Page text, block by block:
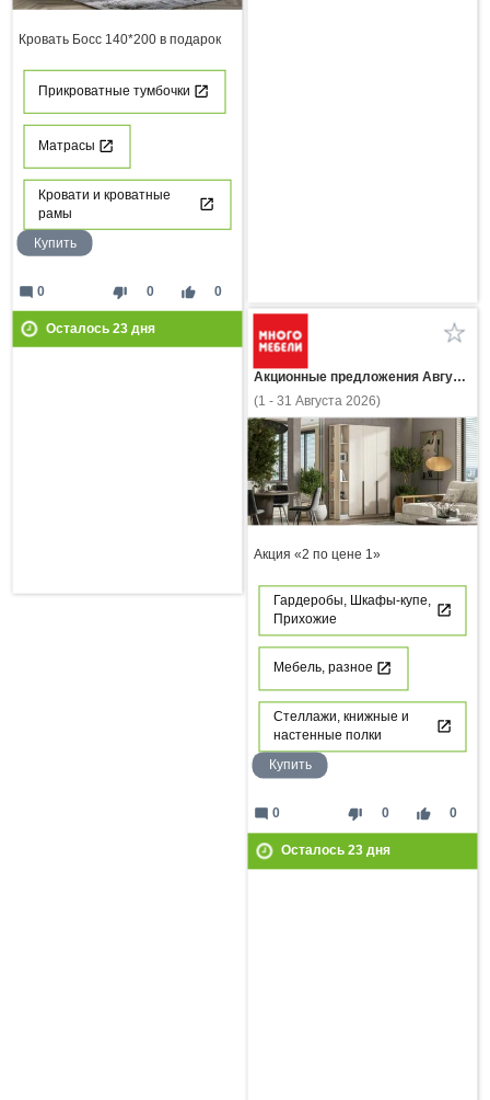
Кровать Босс 140*200 в подарок
Прикроватные тумбочки
Матрасы
Кровати и кроватные
рамы
Купить
thumb_down 0 thumb_up 0
mode_comment 0
Осталось 23дня
Акционные предложения Августа
(1 - 31 Августа 2026)
Акция «2 по цене 1»
Гардеробы, Шкафы-купе,
Прихожие
Мебель, разное
Стеллажи, книжные и
настенные полки
Купить
thumb_down 0 thumb_up 0
mode_comment 0
Осталось 23дня